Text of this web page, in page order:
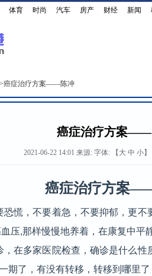
体育 时尚 汽车 房产 财经 新闻
癌症治疗方案——陈冲
癌症治疗方案——
2021-06-22 14:01 来源: 字体: 【 大 中 小
癌症治疗方案
慌，不要着急，不要抑郁，更不
压,那样慢慢地养着，在康复中平
在多家医院检查，确诊是什么性
期了，有没有转移，转移到哪里了